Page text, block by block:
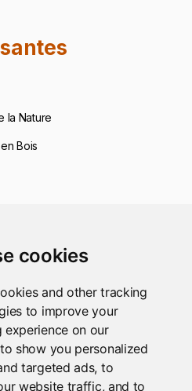
cookies
and other tracking
to improve your
experience on our
show you personalized
targeted ads, to
website traffic, and to
la Nature
Bois